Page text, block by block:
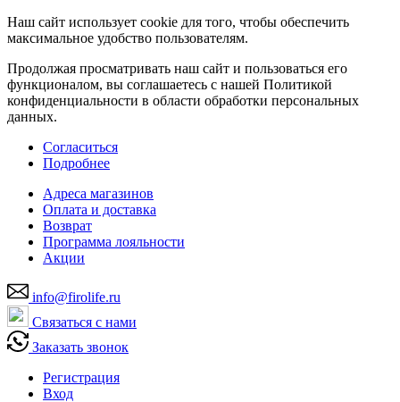
Наш сайт использует cookie для того, чтобы обеспечить
максимальное удобство пользователям.
Продолжая просматривать наш сайт и пользоваться его
функционалом, вы соглашаетесь с нашей Политикой
конфиденциальности в области обработки персональных
данных.
Согласиться
Подробнее
Адреса магазинов
Оплата и доставка
Возврат
Программа лояльности
Акции
info@firolife.ru
Связаться с нами
Заказать звонок
Регистрация
Вход